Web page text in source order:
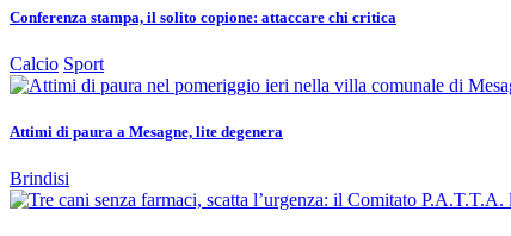
Conferenza stampa, il solito copione: attaccare chi critica
Calcio Sport
Attimi di paura a Mesagne, lite degenera
Brindisi